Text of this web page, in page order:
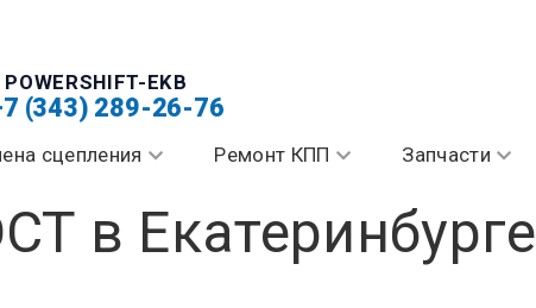
POWERSHIFT-EKB
(343) 289-26-76
сцепления Ремонт КПП Запчасти
в Екатеринбурге